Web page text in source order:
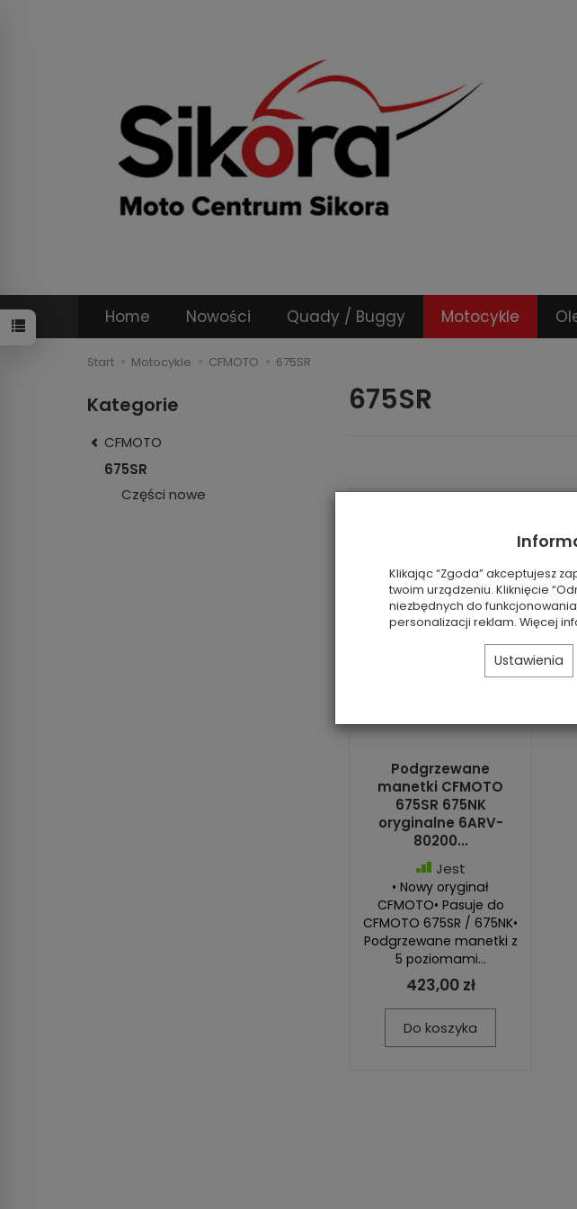
Home Nowości Quady / Buggy Motocykle
Start Motocykle CFMOTO 675SR
675SR
Podgrzewane
manetki CFMOTO
675SR 675NK
oryginalne 6ARV-
80200...
Jest
• Nowy oryginał
CFMOTO• Pasuje do
CFMOTO 675SR / 675NK•
Podgrzewane manetki z
5 poziomami...
423,00 zł
Do koszyka
Kategorie
CFMOTO
675SR
Części nowe
Klikając “Zgoda” akceptujesz
twoim urządzeniu. Kliknięcie
niezbędnych do
personalizacji reklam. Więcej
Ustawienia